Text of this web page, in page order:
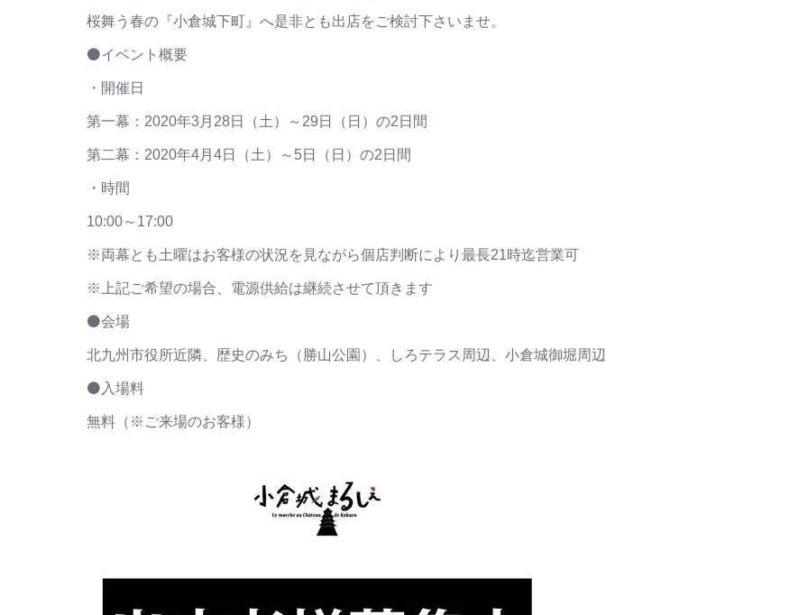
桜舞う春の『小倉城下町』へ是非とも出店をご検討下さいませ。
⚫イベント概要
・開催日
第一幕：2020年3月28日（土）～29日（日）の2日間
第二幕：2020年4月4日（土）～5日（日）の2日間
・時間
10:00～17:00
※両幕とも土曜はお客様の状況を見ながら個店判断により最長21時迄営業可
※上記ご希望の場合、電源供給は継続させて頂きます
⚫会場
北九州市役所近隣、歴史のみち（勝山公園）、しろテラス周辺、小倉城御堀周辺
⚫入場料
無料（※ご来場のお客様）